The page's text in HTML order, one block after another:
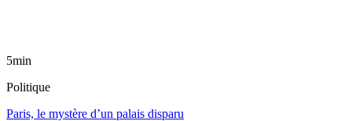
5min
Politique
Paris, le mystère d’un palais disparu